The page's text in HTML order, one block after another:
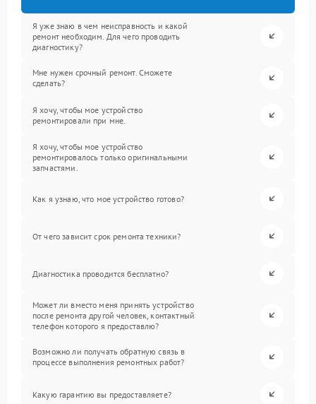
Я уже знаю в чем неисправность и какой
ремонт необходим. Для чего проводить
диагностику?
Мне нужен срочный ремонт. Сможете
сделать?
Я хочу, чтобы мое устройство
ремонтировали при мне.
Я хочу, чтобы мое устройство
ремонтировалось только оригинальными
запчастями.
Как я узнаю, что мое устройство готово?
От чего зависит срок ремонта техники?
Диагностика проводится бесплатно?
Может ли вместо меня принять устройство
после ремонта другой человек, контактный
телефон которого я предоставлю?
Возможно ли получать обратную связь в
процессе выполнения ремонтных работ?
Какую гарантию вы предоставляете?